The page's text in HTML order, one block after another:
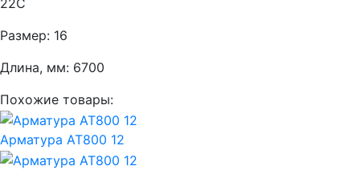
22С
Размер: 16
Длина, мм: 6700
Похожие товары:
Арматура АТ800 12